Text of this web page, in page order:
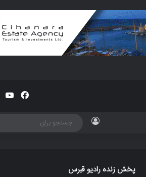
پخش زنده رادیو قبرس